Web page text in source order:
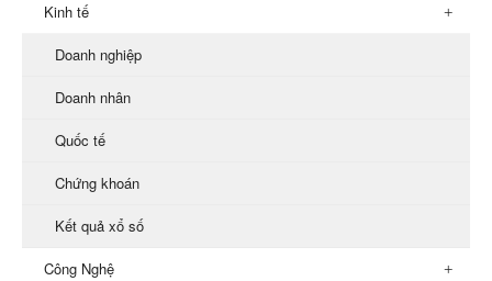
Kinh tế
Doanh nghiệp
Doanh nhân
Quốc tế
Chứng khoán
Kết quả xổ số
Công Nghệ